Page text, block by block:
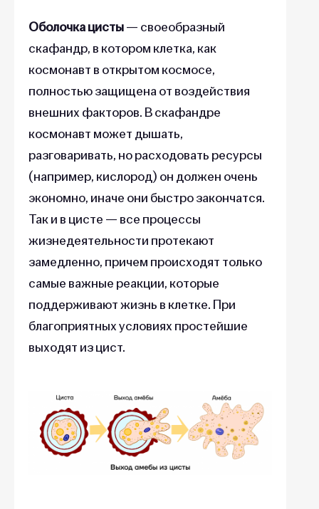
Оболочка цисты— своеобразный
скафандр, в котором клетка, как
космонавт в открытом космосе,
полностью защищена от воздействия
внешних факторов. В скафандре
космонавт может дышать,
разговаривать, но расходовать ресурсы
(например, кислород) он должен очень
экономно, иначе они быстро закончатся.
Так и в цисте — все процессы
жизнедеятельности протекают
замедленно, причем происходят только
самые важные реакции, которые
поддерживают жизнь в клетке. При
благоприятных условиях простейшие
выходят из цист.